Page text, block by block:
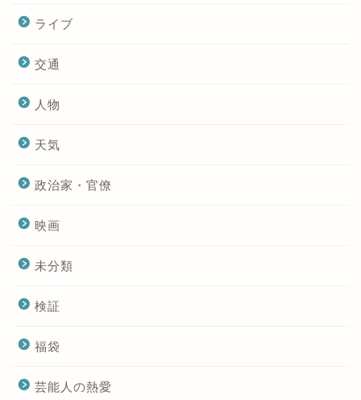
ライブ
交通
人物
天気
政治家・官僚
映画
未分類
検証
福袋
芸能人の熱愛